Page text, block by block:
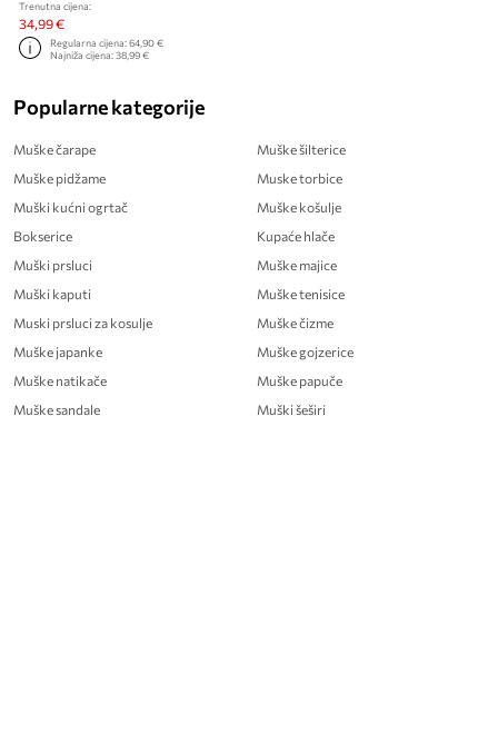
Trenutna cijena:
34,99 €
Regularna cijena:64,90 €
Najniža cijena:38,99 €
Popularne kategorije
Muške čarape
Muške pidžame
Muški kućni ogrtač
Bokserice
Muški prsluci
Muški kaputi
Muski prsluci za kosulje
Muške japanke
Muške natikače
Muške sandale
Muške šilterice
Muske torbice
Muške košulje
Kupaće hlače
Muške majice
Muške tenisice
Muške čizme
Muške gojzerice
Muške papuče
Muški šeširi